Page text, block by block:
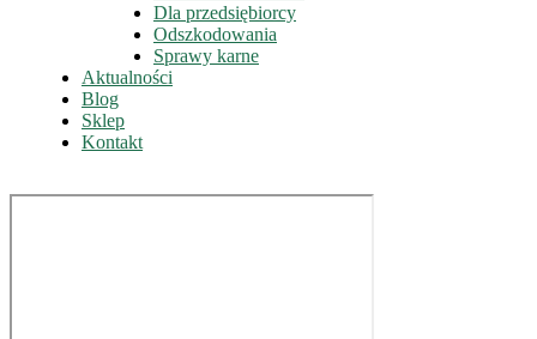
Dla przedsiębiorcy
Odszkodowania
Sprawy karne
Aktualności
Blog
Sklep
Kontakt